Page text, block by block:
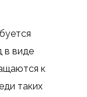
в виде
к
таких